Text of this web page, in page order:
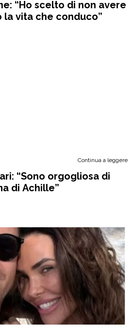
“Ho scelto di non avere
la vita che conduco”
Continua a leggere
“Sono orgogliosa di
di Achille”